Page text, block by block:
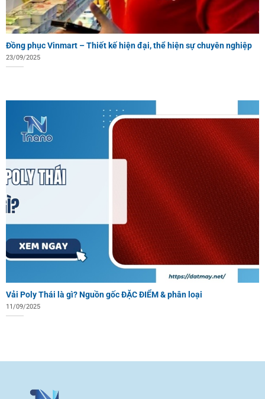
Đồng phục Vinmart – Thiết kế hiện đại, thể hiện sự chuyên nghiệp
23/09/2025
Vải Poly Thái là gì? Nguồn gốc ĐẶC ĐIỂM & phân loại
11/09/2025